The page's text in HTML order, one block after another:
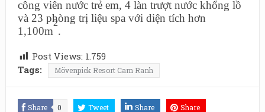
công viên nước trẻ em, 4 làn trượt nước khổng lồ
và 23 phòng trị liệu spa với diện tích hơn
1,100m
2
.
Post Views: 1.759
Tags:
Mövenpick Resort Cam Ranh
Share 0 Tweet Share Share